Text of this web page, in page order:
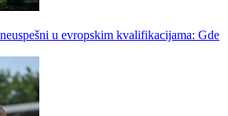
u evropskim kvalifikacijama: Gde